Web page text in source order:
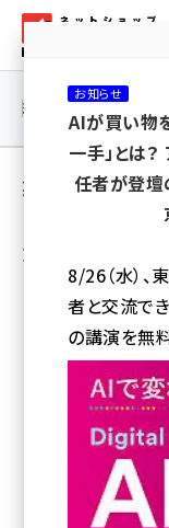
ン
yahoo
楽天 (1869)
アスクル
base
ビィ・フォ
連載・特集 |
集客 のコーナ
カテゴリから選
お知らせ
AIが買い物
一手」とは
任者が登壇
8/26（水）、
者と交流で
の講演を無